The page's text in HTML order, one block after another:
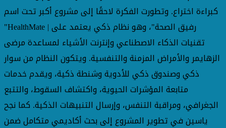
كبراءة اختراع. وتطورت الفكرة لاحقًا إلى مشروع أكبر تحت اسم
"HealthMate | رفيق الصحة"، وهو نظام ذكي يعتمد على
تقنيات الذكاء الاصطناعي وإنترنت الأشياء لمساعدة مرضى
الزهايمر والأمراض المزمنة والتنفسية. ويتكون النظام من سوار
ذكي وصندوق ذكي للأدوية وشنطة ذكية، ويقدم خدمات
متابعة المؤشرات الحيوية، واكتشاف السقوط، والتتبع
الجغرافي، ومراقبة التنفس، وإرسال التنبيهات الذكية. كما نجح
ياسين في تطوير المشروع إلى بحث أكاديمي متكامل ضمن